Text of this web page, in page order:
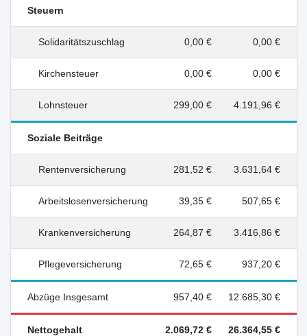
Steuern
Solidaritätszuschlag 0,00 € 0,00 €
Kirchensteuer 0,00 € 0,00 €
Lohnsteuer 299,00 € 4.191,96 €
Soziale Beiträge
Rentenversicherung 281,52 € 3.631,64 €
Arbeitslosenversicherung 39,35 € 507,65 €
Krankenversicherung 264,87 € 3.416,86 €
Pflegeversicherung 72,65 € 937,20 €
Abzüge Insgesamt 957,40 € 12.685,30 €
Nettogehalt 2.069,72 € 26.364,55 €